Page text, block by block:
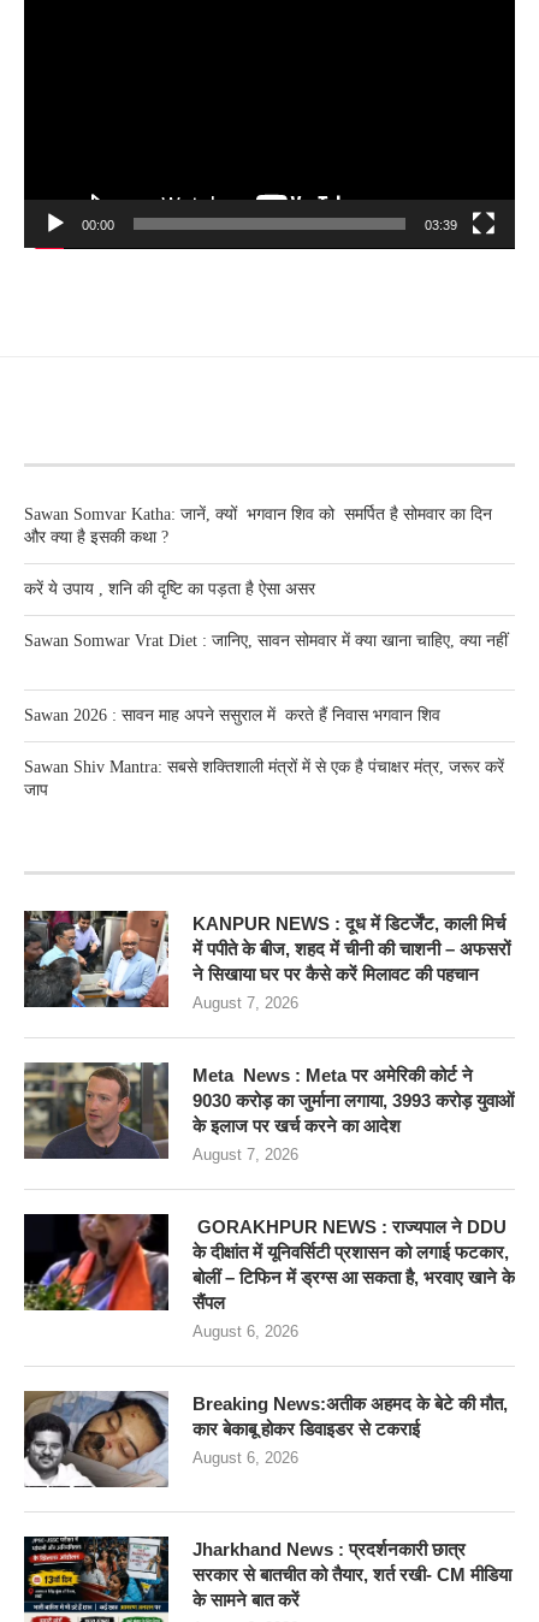
00:00 03:39
Sawan Somvar Katha: जानें, क्यों भगवान शिव को समर्पित है सोमवार का दिन
और क्या है इसकी कथा ?
करें ये उपाय , शनि की दृष्टि का पड़ता है ऐसा असर
Sawan Somwar Vrat Diet : जानिए, सावन सोमवार में क्या खाना चाहिए, क्या नहीं
Sawan 2026 : सावन माह अपने ससुराल में करते हैं निवास भगवान शिव
Sawan Shiv Mantra: सबसे शक्तिशाली मंत्रों में से एक है पंचाक्षर मंत्र, जरूर करें
जाप
KANPUR NEWS : दूध में डिटर्जेंट, काली मिर्च
में पपीते के बीज, शहद में चीनी की चाशनी – अफसरों
ने सिखाया घर पर कैसे करें मिलावट की पहचान
August 7, 2026
Meta News : Meta पर अमेरिकी कोर्ट ने
9030 करोड़ का जुर्माना लगाया, 3993 करोड़ युवाओं
के इलाज पर खर्च करने का आदेश
August 7, 2026
GORAKHPUR NEWS : राज्यपाल ने DDU
के दीक्षांत में यूनिवर्सिटी प्रशासन को लगाई फटकार,
बोलीं – टिफिन में ड्रग्स आ सकता है, भरवाए खाने के
सैंपल
August 6, 2026
Breaking News:अतीक अहमद के बेटे की मौत,
कार बेकाबू होकर डिवाइडर से टकराई
August 6, 2026
Jharkhand News : प्रदर्शनकारी छात्र
सरकार से बातचीत को तैयार, शर्त रखी- CM मीडिया
के सामने बात करें